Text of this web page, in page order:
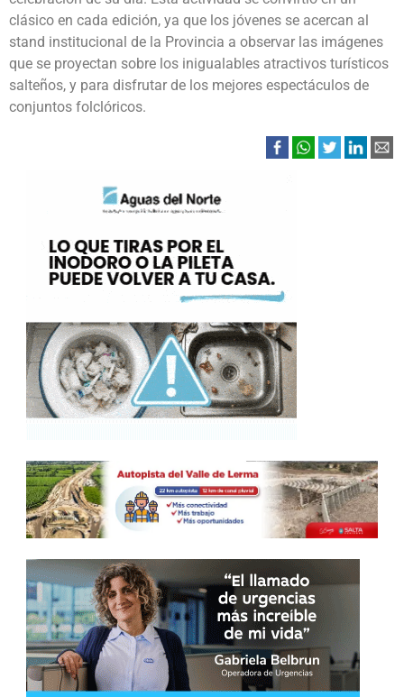
clásico en cada edición, ya que los jóvenes se acercan al
stand institucional de la Provincia a observar las imágenes
que se proyectan sobre los inigualables atractivos turísticos
salteños, y para disfrutar de los mejores espectáculos de
conjuntos folclóricos.